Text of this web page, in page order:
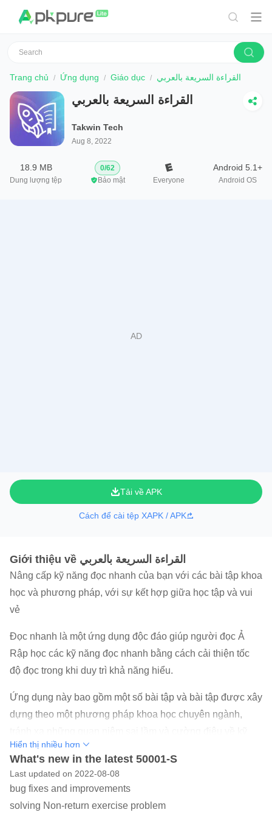
Trang chủ Ứng dụng Giáo dục القراءة السريعة بالعربي
القراءة السريعة بالعربي
Takwin Tech
Aug 8, 2022
18.9 MB
Dung lượng tệp
0/62
Bảo mật
Everyone
Android 5.1+
Android OS
Tải về APK
Cách để cài tệp XAPK / APK
Giới thiệu về القراءة السريعة بالعربي
Nâng cấp kỹ năng đọc nhanh của bạn với các bài tập khoa
học và phương pháp, với sự kết hợp giữa học tập và vui
vẻ
Đọc nhanh là một ứng dụng độc đáo giúp người đọc Ả
Rập học các kỹ năng đọc nhanh bằng cách cải thiện tốc
độ đọc trong khi duy trì khả năng hiểu.
Ứng dụng này bao gồm một số bài tập và bài tập được xây
dựng theo một phương pháp khoa học chuyên ngành,
thuật này.
Ứng dụng này cũng chứa một khóa học có hệ thống cho
phép người đọc tăng tốc độ đọc trong 30 ngày, thông qua
việc theo dõi hàng ngày một nhóm các bài tập và bài tập.
Hiển thị nhiều hơn
What's new in the latest 50001-S
Last updated on 2022-08-08
bug fixes and improvements
solving Non-return exercise problem